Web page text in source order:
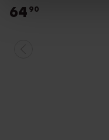
64 90